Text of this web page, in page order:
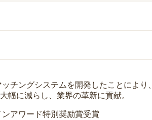
チングシステムを開発したことによ
幅に減らし、業界の革新に貢献。
アワード特別奨励賞受賞